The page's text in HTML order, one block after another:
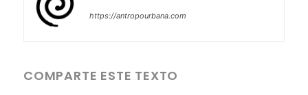
https://antropourbana.com
COMPARTE ESTE TEXTO